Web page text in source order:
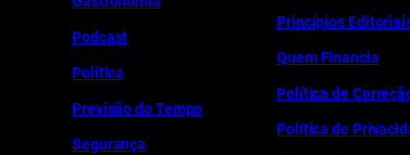
Podcast
Política
Previsão do Tempo
Segurança
Princípios
Quem Financia
Política de
Política de